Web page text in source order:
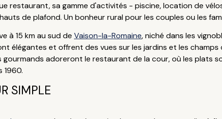
restaurant, sa gamme d'activités - piscine, location de
de plafond. Un bonheur rural pour les couples ou les
à 15 km au sud de Vaison-la-Romaine, niché dans les
élégantes et offrent des vues sur les jardins et les
gourmands adoreront le restaurant de la cour, où les plats
1960.
SIMPLE